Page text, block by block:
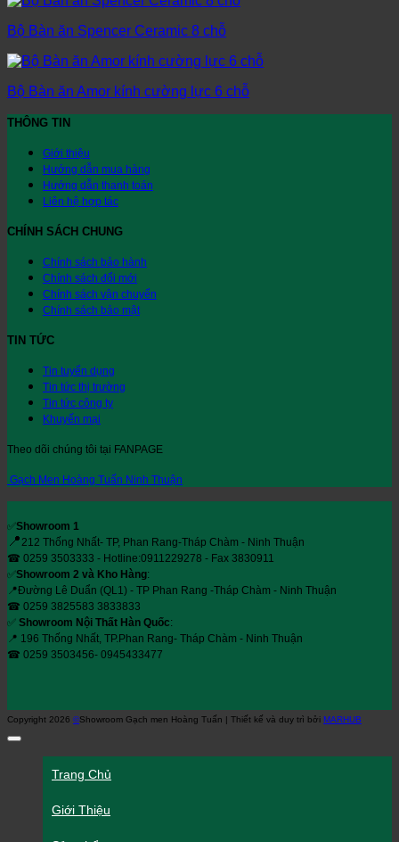
Bộ Bàn ăn Spencer Ceramic 8 chỗ
Bộ Bàn ăn Amor kính cường lực 6 chỗ
THÔNG TIN
Giới thiệu
Hướng dẫn mua hàng
Hướng dẫn thanh toán
Liên hệ hợp tác
CHÍNH SÁCH CHUNG
Chính sách bảo hành
Chính sách đổi mới
Chính sách vận chuyển
Chính sách bảo mật
TIN TỨC
Tin tuyển dụng
Tin tức thị trường
Tin tức công ty
Khuyến mại
Theo dõi chúng tôi tại FANPAGE
Gạch Men Hoàng Tuấn Ninh Thuận
✅Showroom 1
📍212 Thống Nhất- TP, Phan Rang-Tháp Chàm - Ninh Thuận
☎ 0259 3503333 - Hotline:0911229278 - Fax 3830911
✅Showroom 2 và Kho Hàng:
📍Đường Lê Duẩn (QL1) - TP Phan Rang -Tháp Chàm - Ninh Thuận
☎ 0259 3825583 3833833
✅ Showroom Nội Thất Hàn Quốc:
📍 196 Thống Nhất, TP.Phan Rang- Tháp Chàm - Ninh Thuận
☎ 0259 3503456- 0945433477
Copyright 2026 ©Showroom Gạch men Hoàng Tuấn | Thiết kế và duy trì bởi MARHUB
Trang Chủ
Giới Thiệu